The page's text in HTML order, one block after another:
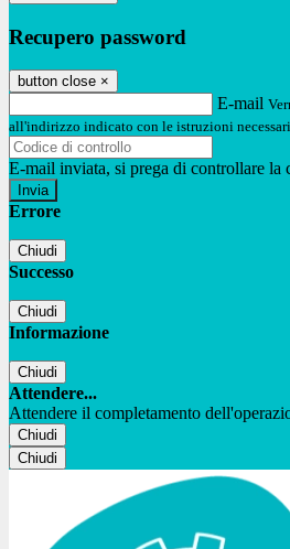
Recupero password
button close ×
E-mail
all'indirizzo indicato con le istruzioni
E-mail inviata, si prega di controllare la
Errore
Chiudi
Successo
Chiudi
Informazione
Chiudi
Attendere...
Attendere il completamento
Chiudi
Chiudi